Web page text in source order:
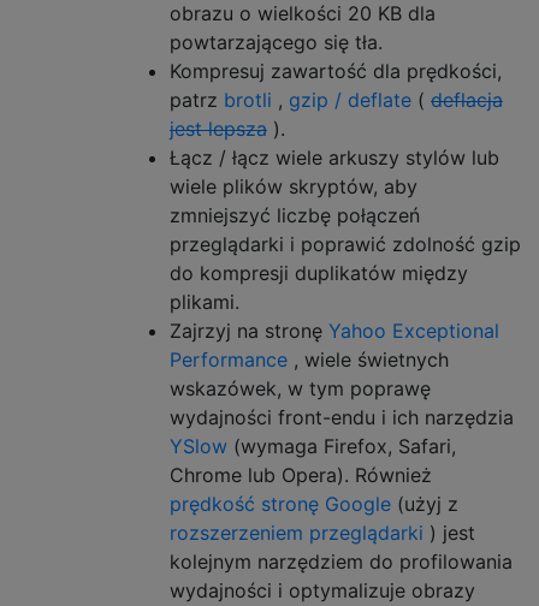
obrazu o wielkości 20 KB dla
powtarzającego się tła.
Kompresuj zawartość dla prędkości,
patrz brotli , gzip / deflate ( deflacja
jest lepsza ).
Łącz / łącz wiele arkuszy stylów lub
wiele plików skryptów, aby
zmniejszyć liczbę połączeń
przeglądarki i poprawić zdolność gzip
do kompresji duplikatów między
plikami.
Zajrzyj na stronę Yahoo Exceptional
Performance , wiele świetnych
wskazówek, w tym poprawę
wydajności front-endu i ich narzędzia
YSlow (wymaga Firefox, Safari,
Chrome lub Opera). Również
prędkość stronę Google (użyj z
rozszerzeniem przeglądarki ) jest
kolejnym narzędziem do profilowania
wydajności i optymalizuje obrazy